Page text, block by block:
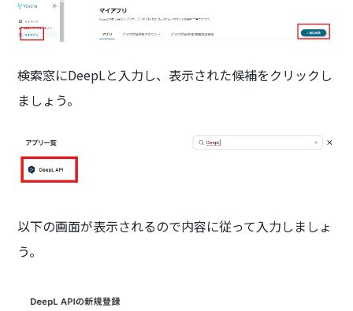
検索窓にDeepLと入力し、表示された候補をクリックし
ましょう。
以下の画面が表示されるので内容に従って入力しましょ
う。